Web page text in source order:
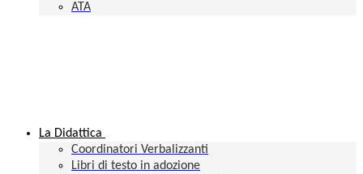
ATA
La Didattica
Coordinatori Verbalizzanti
Libri di testo in adozione